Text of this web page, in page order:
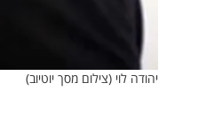
יהודה לוי (צילום מסך יוטיוב)